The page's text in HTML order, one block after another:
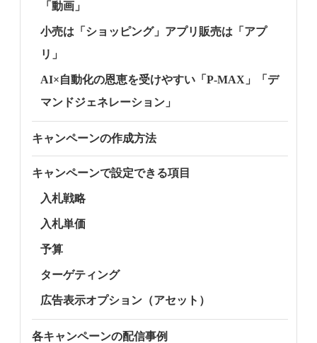
「動画」
小売は「ショッピング」アプリ販売は「アプ
リ」
AI×自動化の恩恵を受けやすい「P-MAX」「デ
マンドジェネレーション」
キャンペーンの作成方法
キャンペーンで設定できる項目
入札戦略
入札単価
予算
ターゲティング
広告表示オプション（アセット）
各キャンペーンの配信事例